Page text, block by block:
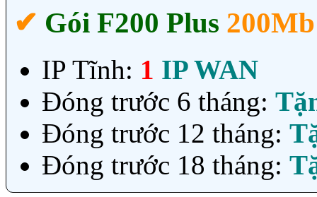
✔‎ Gói F200 Plus
IP Tĩnh: 1 IP WAN
Đóng trước 6 tháng:
Đóng trước 12 tháng:
Đóng trước 18 tháng: